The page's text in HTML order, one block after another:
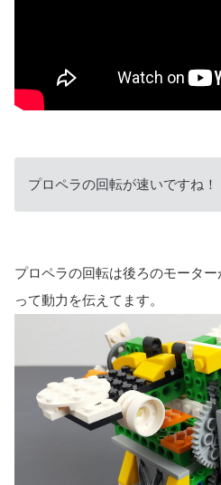
プロペラの回転が速いですね！
プロペラの回転は後ろのモータ
って動力を伝えてます。